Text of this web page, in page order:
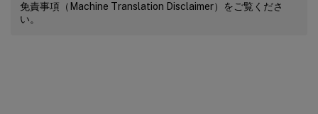
免責事項（Machine Translation Disclaimer）をご覧くださ
い。